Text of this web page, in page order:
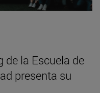
de la Escuela de
presenta su